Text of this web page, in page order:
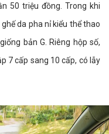
50 triệu đồng. Trong khi
da pha nỉ kiểu thể thao
bản G. Riêng hộp số,
7 cấp sang 10 cấp, có lẫy